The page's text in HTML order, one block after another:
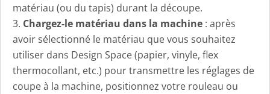
matériau (ou du tapis) durant la découpe.
Chargez-le matériau dans la machine : après
avoir sélectionné le matériau que vous souhaitez
utiliser dans Design Space (papier, vinyle, flex
thermocollant, etc.) pour transmettre les réglages de
coupe à la machine, positionnez votre rouleau ou